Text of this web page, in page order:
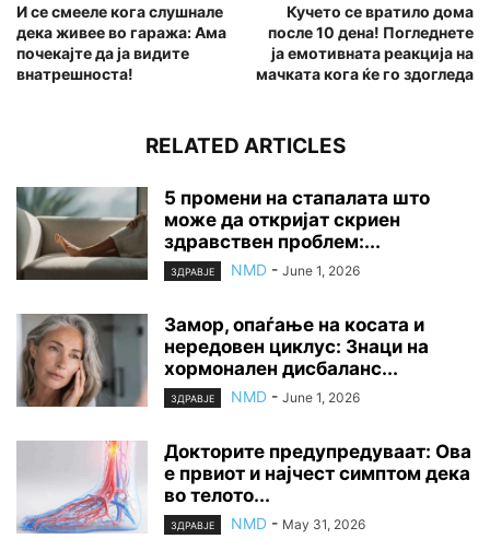
И се смееле кога слушнале
дека живее во гаража: Ама
почекајте да ја видите
внатрешноста!
Кучето се вратило дома
после 10 дена! Погледнете
ја емотивната реакција на
мачката кога ќе го здогледа
RELATED ARTICLES
5 промени на стапалата што
може да откријат скриен
здравствен проблем:...
ЗДРАВЈЕ NMD - June 1, 2026
Замор, опаѓање на косата и
нередовен циклус: Знаци на
хормонален дисбаланс...
ЗДРАВЈЕ NMD - June 1, 2026
Докторите предупредуваат: Ова
е првиот и најчест симптом дека
во телото...
ЗДРАВЈЕ NMD - May 31, 2026